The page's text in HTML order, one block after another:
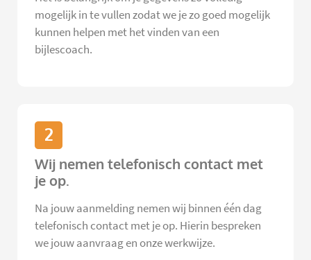
mogelijk in te vullen zodat we je zo goed mogelijk
kunnen helpen met het vinden van een
bijlescoach.
2
Wij nemen telefonisch contact met
je op.
Na jouw aanmelding nemen wij binnen één dag
telefonisch contact met je op. Hierin bespreken
we jouw aanvraag en onze werkwijze.